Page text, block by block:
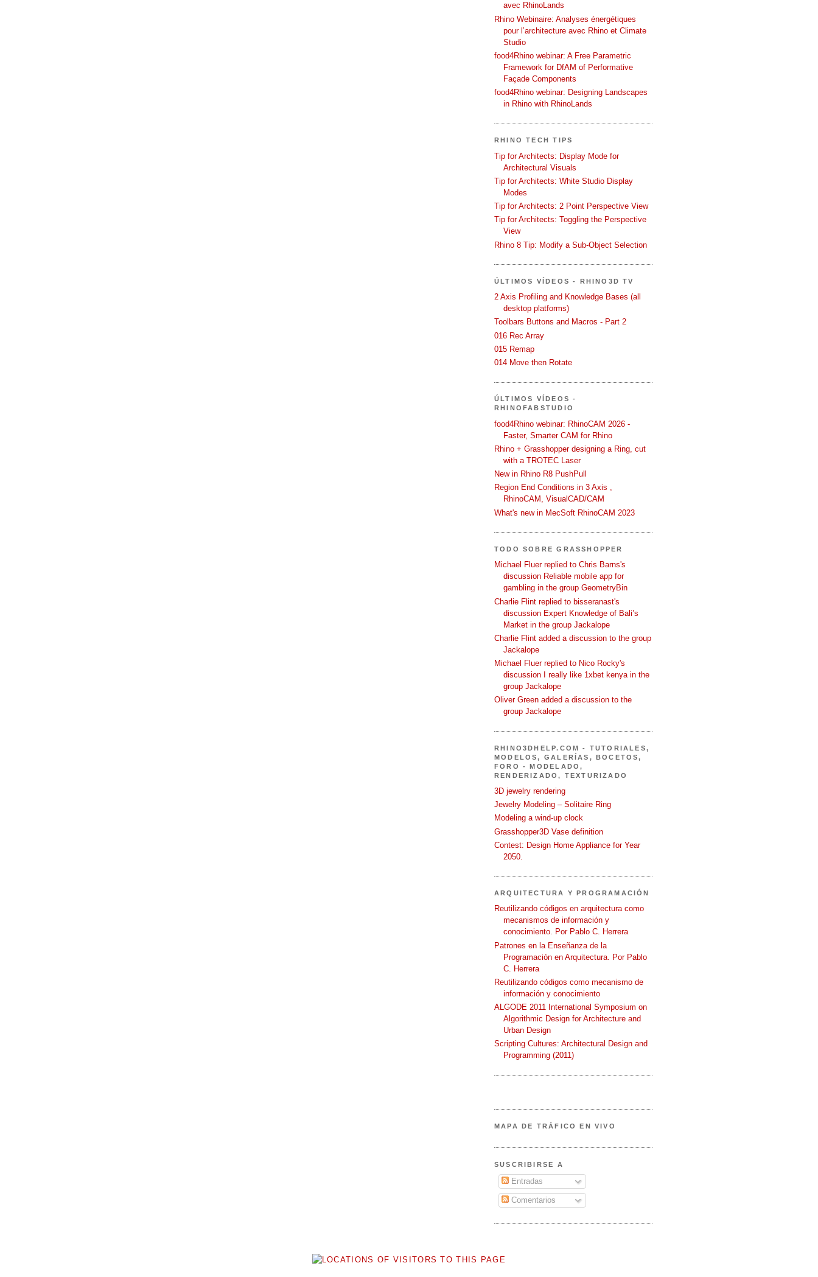
avec RhinoLands
Rhino Webinaire: Analyses énergétiques
pour l’architecture avec Rhino et Climate
Studio
food4Rhino webinar: A Free Parametric
Framework for DfAM of Performative
Façade Components
food4Rhino webinar: Designing Landscapes
in Rhino with RhinoLands
RHINO TECH TIPS
Tip for Architects: Display Mode for
Architectural Visuals
Tip for Architects: White Studio Display
Modes
Tip for Architects: 2 Point Perspective View
Tip for Architects: Toggling the Perspective
View
Rhino 8 Tip: Modify a Sub-Object Selection
ÚLTIMOS VÍDEOS - RHINO3D TV
2 Axis Profiling and Knowledge Bases (all
desktop platforms)
Toolbars Buttons and Macros - Part 2
016 Rec Array
015 Remap
014 Move then Rotate
ÚLTIMOS VÍDEOS -
RHINOFABSTUDIO
food4Rhino webinar: RhinoCAM 2026 -
Faster, Smarter CAM for Rhino
Rhino + Grasshopper designing a Ring, cut
with a TROTEC Laser
New in Rhino R8 PushPull
Region End Conditions in 3 Axis ,
RhinoCAM, VisualCAD/CAM
What's new in MecSoft RhinoCAM 2023
TODO SOBRE GRASSHOPPER
Michael Fluer replied to Chris Barns's
discussion Reliable mobile app for
gambling in the group GeometryBin
Charlie Flint replied to bisseranast's
discussion Expert Knowledge of Bali’s
Market in the group Jackalope
Charlie Flint added a discussion to the group
Jackalope
Michael Fluer replied to Nico Rocky's
discussion I really like 1xbet kenya in the
group Jackalope
Oliver Green added a discussion to the
group Jackalope
RHINO3DHELP.COM - TUTORIALES,
MODELOS, GALERÍAS, BOCETOS,
FORO - MODELADO,
RENDERIZADO, TEXTURIZADO
3D jewelry rendering
Jewelry Modeling – Solitaire Ring
Modeling a wind-up clock
Grasshopper3D Vase definition
Contest: Design Home Appliance for Year
2050.
ARQUITECTURA Y PROGRAMACIÓN
Reutilizando códigos en arquitectura como
mecanismos de información y
conocimiento. Por Pablo C. Herrera
Patrones en la Enseñanza de la
Programación en Arquitectura. Por Pablo
C. Herrera
Reutilizando códigos como mecanismo de
información y conocimiento
ALGODE 2011 International Symposium on
Algorithmic Design for Architecture and
Urban Design
Scripting Cultures: Architectural Design and
Programming (2011)
MAPA DE TRÁFICO EN VIVO
SUSCRIBIRSE A
Entradas
Comentarios